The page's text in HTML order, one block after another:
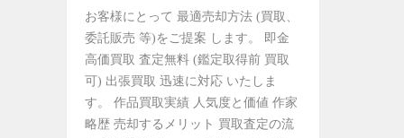
お客様にとって 最適売却方法 (買取、
委託販売 等)をご提案 します。 即金
高価買取 査定無料 (鑑定取得前 買取
可) 出張買取 迅速に対応 いたしま
す。 作品買取実績 人気度と価値 作家
略歴 売却するメリット 買取査定の流